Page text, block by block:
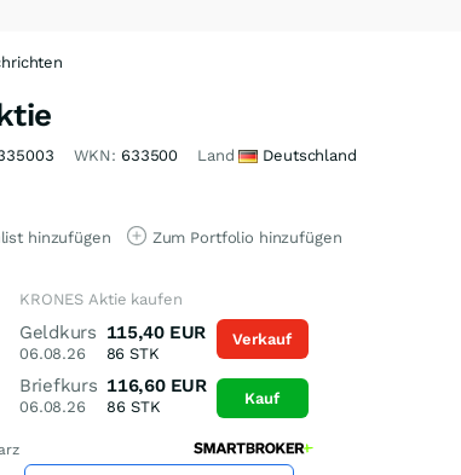
WKN: 633500 Land Deutschland
hinzufügen Zum Portfolio hinzufügen
KRONES Aktie kaufen
Geldkurs
06.08.26
115,40 EUR
86 STK
Briefkurs
06.08.26
116,60 EUR
86 STK
Verkauf
Kauf